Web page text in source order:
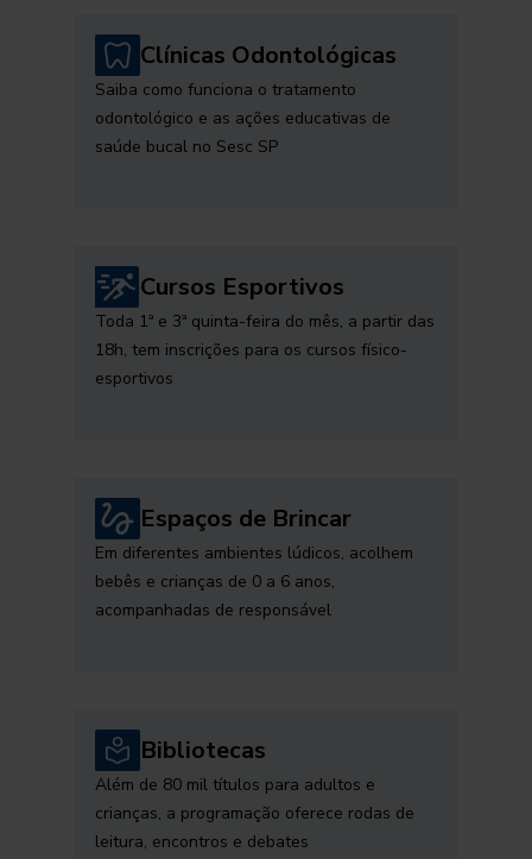
Clínicas Odontológicas
Saiba como funciona o tratamento
odontológico e as ações educativas de
saúde bucal no Sesc SP
Cursos Esportivos
Toda 1ª e 3ª quinta-feira do mês, a partir das
18h, tem inscrições para os cursos físico-
esportivos
Espaços de Brincar
Em diferentes ambientes lúdicos, acolhem
bebês e crianças de 0 a 6 anos,
acompanhadas de responsável
Bibliotecas
Além de 80 mil títulos para adultos e
crianças, a programação oferece rodas de
leitura, encontros e debates